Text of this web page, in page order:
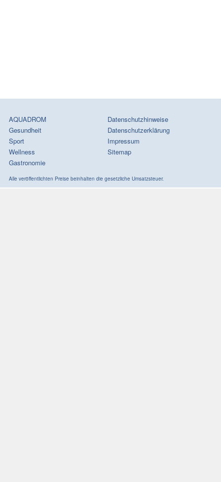
AQUADROM
Gesundheit
Sport
Wellness
Gastronomie
Datenschutzhinweise
Datenschutzerklärung
Impressum
Sitemap
Alle veröffentlichten Preise beinhalten die gesetzliche Umsatzsteuer.